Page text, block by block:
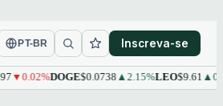
PT-BR Inscreva-se
DOGE$0.0738▲2.15%LEO$9.61▲0.48%